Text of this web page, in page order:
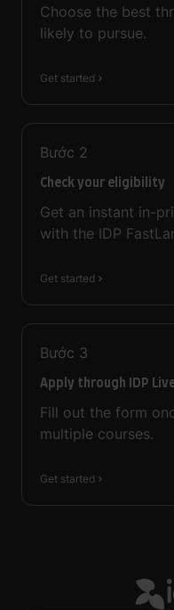
Choose the best
likely to pursue.
Get started
Bước 2
Check your eligibility
Get an instant in-
with the IDP
Get started
Bước 3
Apply through IDP
Fill out the form
multiple courses.
Get started